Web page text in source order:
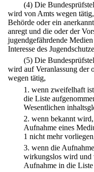
(4) Die
wird von Amts wegen
Behörde oder ein
anregt und die oder der
jugendgefährdende
Interesse des
(5) Die
wird auf Veranlassung der
wegen tätig,
1. wenn zweifelhaft
die Liste
Wesentlichen
2. wenn bekannt
Aufnahme eines
1 nicht mehr
3. wenn die
wirkungslos wird und
Aufnahme in die